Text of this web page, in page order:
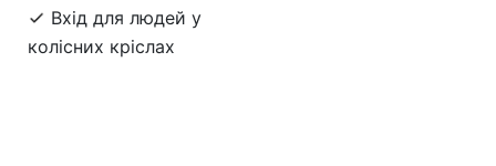
Вхід для людей у
колісних кріслах